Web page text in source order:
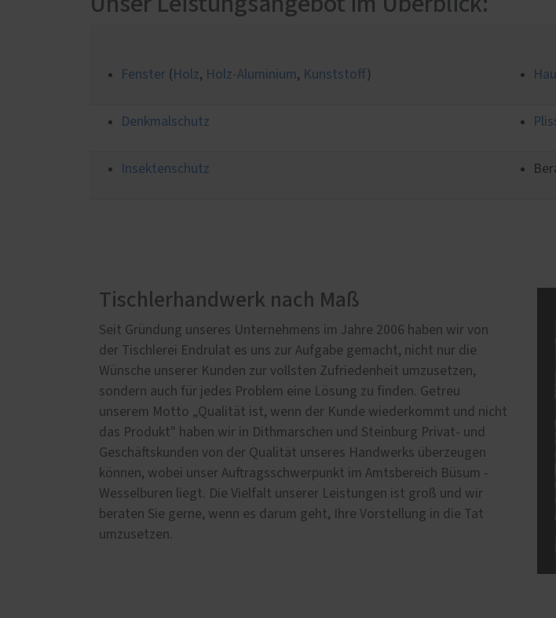
Haustüren
Fenster ( Holz, Holz-Aluminium, Kunststoff )
Denkmalschutz
Insektenschutz
Tischlerhandwerk nach Maß
Seit Gründung unseres Unternehmens im Jahre 2006 haben wir von
der Tischlerei Endrulat es uns zur Aufgabe gemacht, nicht nur die
Wünsche unserer Kunden zur vollsten Zufriedenheit umzusetzen,
sondern auch für jedes Problem eine Lösung zu finden. Getreu
unserem Motto „Qualität ist, wenn der Kunde wiederkommt und nicht
das Produkt" haben wir in Dithmarschen und Steinburg Privat- und
Geschäftskunden von der Qualität unseres Handwerks überzeugen
können, wobei unser Auftragsschwerpunkt im Amtsbereich Büsum -
Wesselburen liegt. Die Vielfalt unserer Leistungen ist groß und wir
beraten Sie gerne, wenn es darum geht, Ihre Vorstellung in die Tat
umzusetzen.